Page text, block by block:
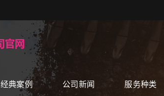
经典案例 公司新闻 服务种类